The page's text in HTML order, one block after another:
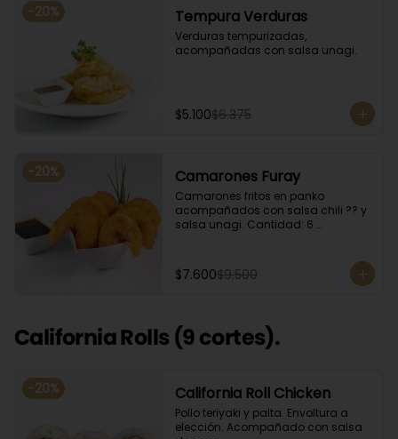
-20% Tempura Verduras
Verduras tempurizadas,
acompañadas con salsa unagi.
$5.100$6.375
-20% Camarones Furay
Camarones fritos en panko
acompañados con salsa chili ?? y
salsa unagi. Cantidad: 6
$7.600$9.500
California Rolls (9 cortes).
-20% California Roll Chicken
Pollo teriyaki y palta. Envoltura a
elección. Acompañado con salsa